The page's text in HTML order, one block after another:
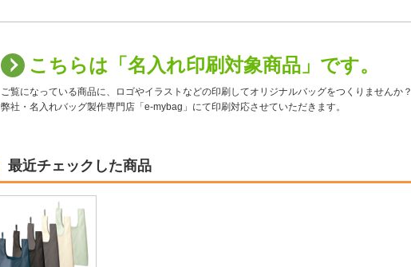
こちらは「名入れ印刷対象商品」です。
ご覧になっている商品に、ロゴやイラストなどの印刷してオリジナルバッグをつくりませんか？
弊社・名入れバッグ製作専門店「e-mybag」にて印刷対応させていただきます。
最近チェックした商品